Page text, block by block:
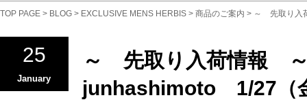
TOP PAGE > BLOG > EXCLUSIVE MENS HERBIS > 商品のご案内 > ～ 先取り入
25
January
～ 先取り入荷情報
junhashimoto 1/27（